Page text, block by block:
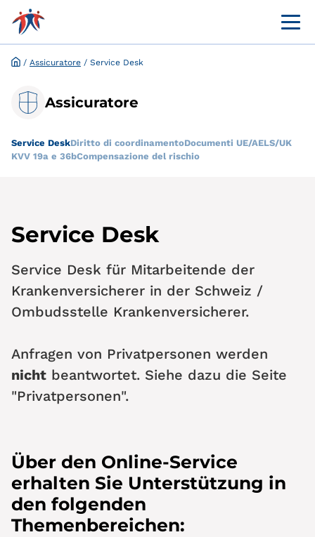
Menü
/ Assicuratore / Service Desk
Assicuratore
Service DeskDiritto di coordinamentoDocumenti UE/AELS/UK
KVV 19a e 36bCompensazione del rischio
Service Desk
Service Desk für Mitarbeitende der
Krankenversicherer in der Schweiz /
Ombudsstelle Krankenversicherer.
Anfragen von Privatpersonen werden
nicht beantwortet. Siehe dazu die Seite
"Privatpersonen".
Über den Online-Service
erhalten Sie Unterstützung in
den folgenden
Themenbereichen: